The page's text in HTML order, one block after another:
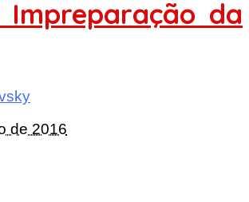
Impreparação da
de 2016